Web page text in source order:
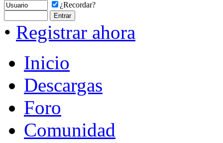
¿Recordar?
• Registrar ahora
Inicio
Descargas
Foro
Comunidad